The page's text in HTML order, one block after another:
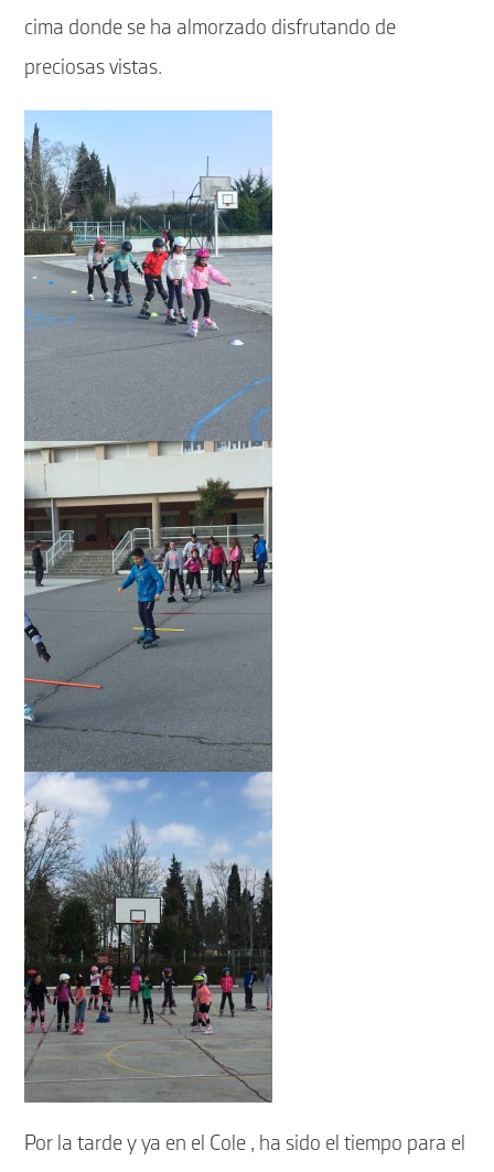
cima donde se ha almorzado disfrutando de
preciosas vistas.
Por la tarde y ya en el Cole , ha sido el tiempo para el